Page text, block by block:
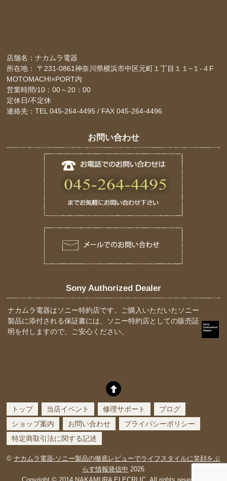
店舗名：ナカムラ電器
所在地： 〒231-0861神奈川県横浜市中区元町１丁目１１−１-４F
MOTOMACHI×PORT内
営業時間/10：00～20：00
定休日/不定休
連絡先：TEL 045-264-4495 / FAX 045-264-4496
お問い合わせ
Sony Authorized Dealer
ナカムラ電器はソニー特約店です。ご購入いただいたソニー
製品に添付される保証書には、ソニー特約店としての販売証
明を付しますので、ご安心ください。
トップ 当店イベント 修理サポート
ブログ
ショップ案内
お問い合わせ
プライバシーポリシー
特定商取引法に関する記述
©ナカムラ電器-ソニー製品の徹底レビューでライフスタイルに笑顔をぷ
らす情報発信中 2026